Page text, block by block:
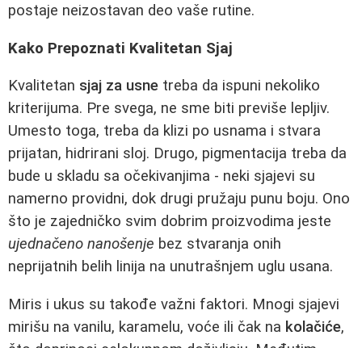
postaje neizostavan deo vaše rutine.
Kako Prepoznati Kvalitetan Sjaj
Kvalitetan sjaj za usne treba da ispuni nekoliko
kriterijuma. Pre svega, ne sme biti previše lepljiv.
Umesto toga, treba da klizi po usnama i stvara
prijatan, hidrirani sloj. Drugo, pigmentacija treba da
bude u skladu sa očekivanjima - neki sjajevi su
namerno providni, dok drugi pružaju punu boju. Ono
što je zajedničko svim dobrim proizvodima jeste
ujednačeno nanošenje bez stvaranja onih
neprijatnih belih linija na unutrašnjem uglu usana.
Miris i ukus su takođe važni faktori. Mnogi sjajevi
mirišu na vanilu, karamelu, voće ili čak na kolačiće,